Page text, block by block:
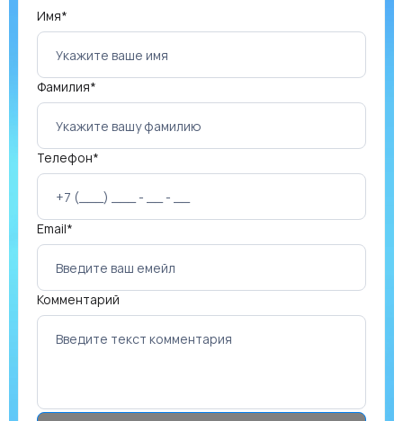
Имя*
Фамилия*
Телефон*
Email*
Комментарий